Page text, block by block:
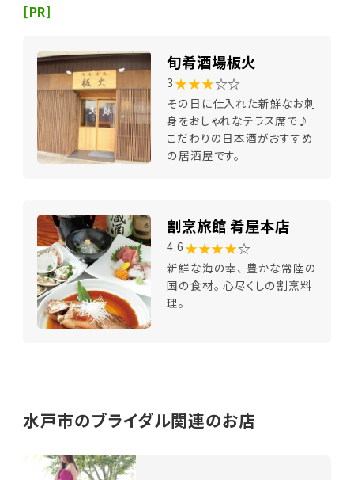
[PR]
旬肴酒場板火
3 ★★★☆☆
その日に仕入れた新鮮なお刺
身をおしゃれなテラス席で♪
こだわりの日本酒がおすすめ
の居酒屋です。
割烹旅館 肴屋本店
4.6 ★★★★☆
新鮮な海の幸、 豊かな常陸の
国の食材。 心尽くしの割烹料
理。
水戸市のブライダル関連のお店